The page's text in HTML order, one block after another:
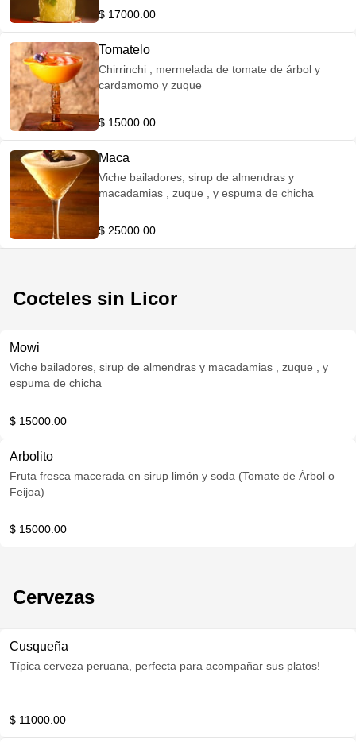
$ 17000.00
Tomatelo
Chirrinchi , mermelada de tomate de árbol y
cardamomo y zuque
$ 15000.00
Maca
Viche bailadores, sirup de almendras y
macadamias , zuque , y espuma de chicha
$ 25000.00
Cocteles sin Licor
Mowi
Viche bailadores, sirup de almendras y macadamias , zuque , y
espuma de chicha
$ 15000.00
Arbolito
Fruta fresca macerada en sirup limón y soda (Tomate de Árbol o
Feijoa)
$ 15000.00
Cervezas
Cusqueña
Típica cerveza peruana, perfecta para acompañar sus platos!
$ 11000.00